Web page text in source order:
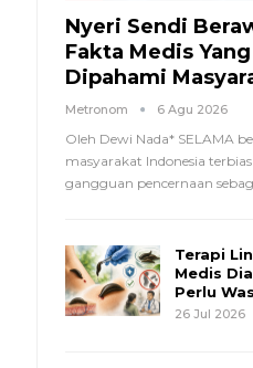
Nyeri Sendi
Fakta Medis
Dipahami
Metronom 6 Agu 2026
Oleh Dewi Nada* SELAMA
masyarakat Indonesia
gangguan pencernaan
Terapi
Medis
Perlu
26 Jul 2026